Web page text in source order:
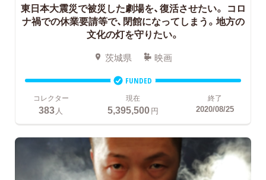
東日本大震災で被災した劇場を、復活させたい。 コロ
ナ禍での休業要請等で、閉館になってしまう。地方の
文化の灯を守りたい。
茨城県 映画
FUNDED
コレクター
383人
現在
5,395,500円
終了
2020/08/25